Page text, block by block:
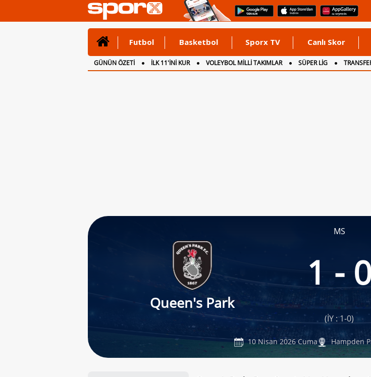
Futbol Basketbol Sporx TV Canlı Skor
GÜNÜN ÖZETİ İLK 11'İNİ KUR VOLEYBOL MİLLİ TAKIMLAR SÜPER LİG
CANLI ANLATIM
İNGİLTERE
MS
Queen's Park
1 - 0
(İY : 1-0)
10 Nisan 2026 Cuma Hampden